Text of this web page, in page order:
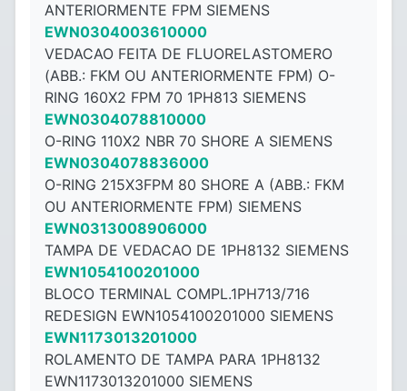
ANTERIORMENTE FPM SIEMENS
EWN0304003610000
VEDACAO FEITA DE FLUORELASTOMERO
(ABB.: FKM OU ANTERIORMENTE FPM) O-
RING 160X2 FPM 70 1PH813 SIEMENS
EWN0304078810000
O-RING 110X2 NBR 70 SHORE A SIEMENS
EWN0304078836000
O-RING 215X3FPM 80 SHORE A (ABB.: FKM
OU ANTERIORMENTE FPM) SIEMENS
EWN0313008906000
TAMPA DE VEDACAO DE 1PH8132 SIEMENS
EWN1054100201000
BLOCO TERMINAL COMPL.1PH713/716
REDESIGN EWN1054100201000 SIEMENS
EWN1173013201000
ROLAMENTO DE TAMPA PARA 1PH8132
EWN1173013201000 SIEMENS